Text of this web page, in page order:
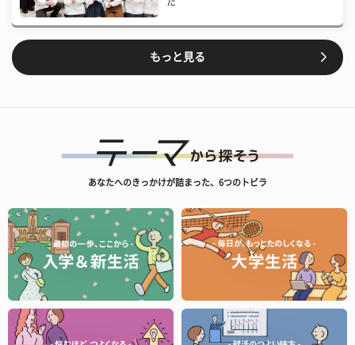
もっと見る
あなたへのきっかけが詰まった、6つのトビラ